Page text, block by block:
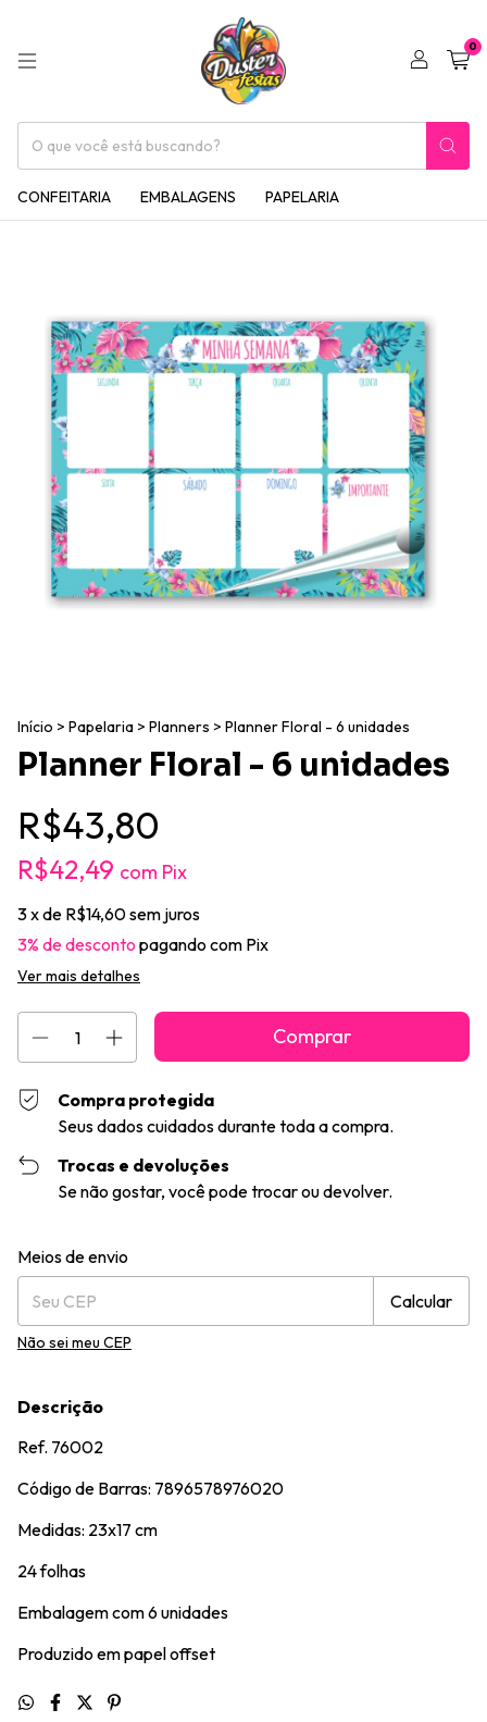
0
CONFEITARIA EMBALAGENS PAPELARIA
Início > Papelaria > Planners > Planner Floral - 6 unidades
Planner Floral - 6 unidades
R$43,80
R$42,49 com Pix
3x de R$14,60sem juros
3% de desconto pagando com Pix
Ver mais detalhes
Compra protegida
Seus dados cuidados durante toda a compra.
Trocas e devoluções
Se não gostar, você pode trocar ou devolver.
Entregas para o CEP:
Meios de envio
Calcular
Não sei meu CEP
Descrição
Ref. 76002
Código de Barras: 7896578976020
Medidas: 23x17 cm
24 folhas
Embalagem com 6 unidades
Produzido em papel offset